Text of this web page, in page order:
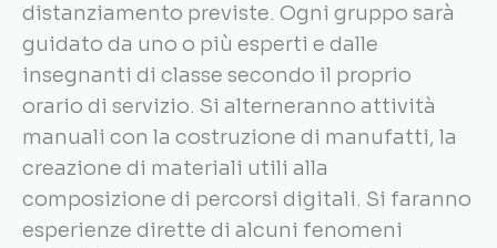
distanziamento previste. Ogni gruppo sarà
guidato da uno o più esperti e dalle
insegnanti di classe secondo il proprio
orario di servizio. Si alterneranno attività
manuali con la costruzione di manufatti, la
creazione di materiali utili alla
composizione di percorsi digitali. Si faranno
esperienze dirette di alcuni fenomeni